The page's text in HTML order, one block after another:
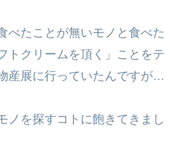
べたことが無いモノと食べた
トクリームを頂く」ことをテ
産展に行っていたんですが…
ノを探すコトに飽きてきまし